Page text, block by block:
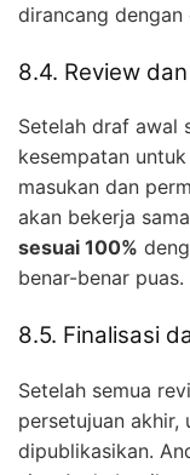
dirancang
8.4. Review
Setelah draf awal
kesempatan
masukan dan
akan bekerja
sesuai 100%
benar-benar puas.
8.5. Finalisasi
Setelah semua
persetujuan akhir,
dipublikasikan.